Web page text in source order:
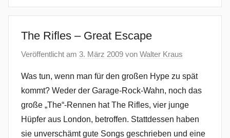
The Rifles – Great Escape
Veröffentlicht am 3. März 2009 von Walter Kraus
Was tun, wenn man für den großen Hype zu spät
kommt? Weder der Garage-Rock-Wahn, noch das
große „The“-Rennen hat The Rifles, vier junge
Hüpfer aus London, betroffen. Stattdessen haben
sie unverschämt gute Songs geschrieben und eine